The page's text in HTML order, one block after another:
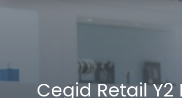
Cegid Retail Y2